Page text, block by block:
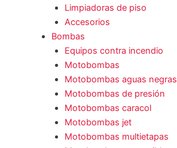
Limpiadoras de piso
Accesorios
Bombas
Equipos contra incendio
Motobombas
Motobombas aguas negras
Motobombas de presión
Motobombas caracol
Motobombas jet
Motobombas multietapas